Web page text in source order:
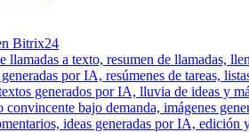
Bitrix24
llamadas a texto, resumen de llamadas,
por IA, resúmenes de tareas,
generados por IA, lluvia de ideas y
convincente bajo demanda, imágenes
ideas generadas por IA,